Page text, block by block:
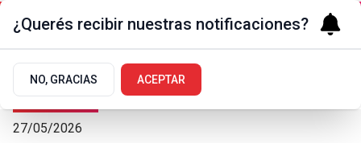
Arte y Cultura
27/05/2026
¿Querés recibir nuestras notificaciones?
NO, GRACIAS ACEPTAR